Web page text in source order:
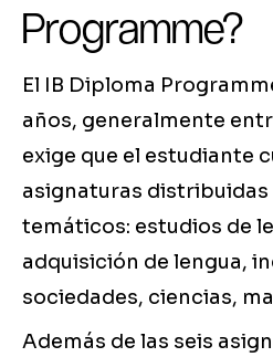
Programme?
El IB Diploma
años, generalmente
exige que el estudiante
asignaturas distribuidas
temáticos: estudios de
adquisición de lengua,
sociedades, ciencias,
Además de las seis